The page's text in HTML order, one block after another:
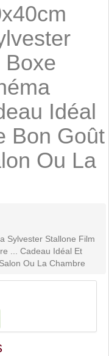
Boxe
Idéal
Bon Goût
Ou La
Sylvester Stallone Film
... Cadeau Idéal Et
Ou La Chambre